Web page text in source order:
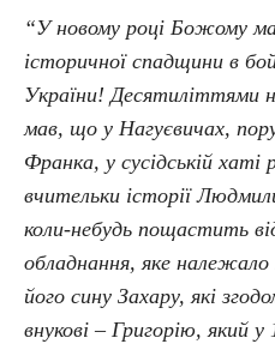
“У новому році Божому
історичної спадщини в
України! Десятиліттями
мав, що у Нагуєвичах,
Франка, у сусідській хаті
вчительки історії
коли-небудь пощастить
обладнання, яке
його сину Захару, які
внукові – Григорію, який